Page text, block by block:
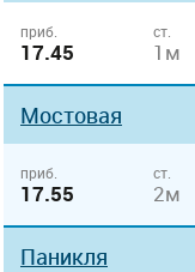
приб.
17.45
ст.
1м
Мостовая
приб.
17.55
ст.
2м
Паникля